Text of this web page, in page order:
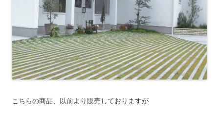
こちらの商品、以前より販売しておりますが